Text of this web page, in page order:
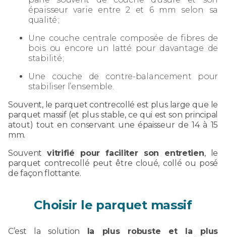
épaisseur varie entre 2 et 6 mm selon sa
qualité ;
Une couche centrale composée de fibres de
bois ou encore un latté pour davantage de
stabilité ;
Une couche de contre-balancement pour
stabiliser l’ensemble.
Souvent, le parquet contrecollé est plus large que le
parquet massif (et plus stable, ce qui est son principal
atout) tout en conservant une épaisseur de 14 à 15
mm.
Souventvitrifié pour faciliter son entretien, le
parquet contrecollé peut être cloué, collé ou posé
de façon flottante.
Choisir le parquet massif
C’est la solution la plus robuste et la plus